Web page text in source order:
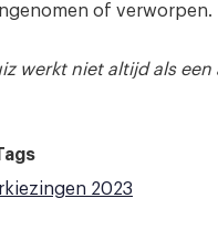
of verworpen.
werkt niet altijd als
2023